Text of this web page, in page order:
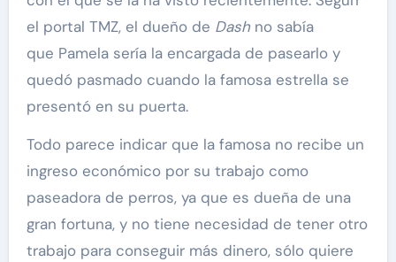
el portal TMZ, el dueño de Dash no sabía
que Pamela sería la encargada de pasearlo y
quedó pasmado cuando la famosa estrella se
presentó en su puerta.
Todo parece indicar que la famosa no recibe un
ingreso económico por su trabajo como
paseadora de perros, ya que es dueña de una
gran fortuna, y no tiene necesidad de tener otro
trabajo para conseguir más dinero, sólo quiere